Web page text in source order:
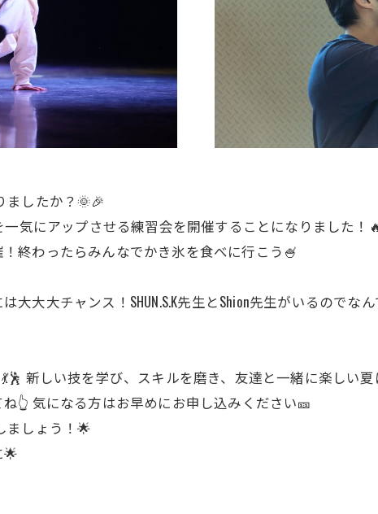
ましたか？🌞🎉
気にアップさせる練習会を開催することになりました
終わったらみんなでかき氷を食べに行こう🍧
大大チャンス！SHUN.S.K先生とShion先生がいるのでな
新しい技を学び、スキルを磨き、友達と一緒に楽しい
👆 気になる方はお早めにお申し込みください🎫
ましょう！🌟